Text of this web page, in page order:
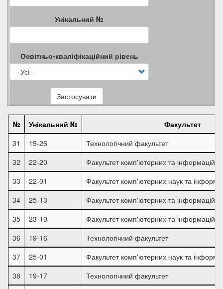
Унікальний №
Освітньо-кваліфікаційний рівень
Застосувати
№ Унікальний №
Факультет
31
19-26
Технологічний факультет
32
22-20
Факультет комп'ютерних та
33
22-01
Факультет комп'ютерних наук та
34
25-13
Факультет комп'ютерних та
35
23-10
Факультет комп'ютерних та
36
19-16
Технологічний факультет
37
25-01
Факультет комп'ютерних наук та
38
19-17
Технологічний факультет